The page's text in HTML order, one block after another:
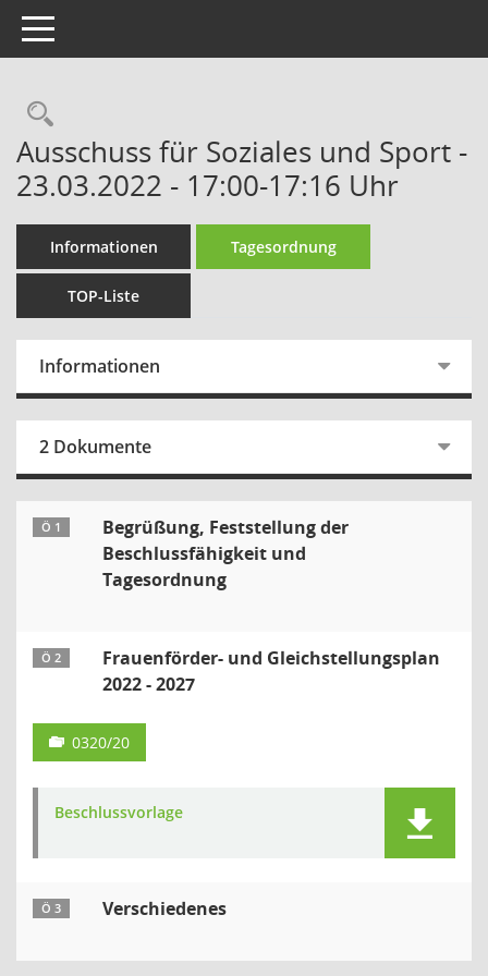
Toggle navigation
Rechercheauswahl
Ausschuss für Soziales und Sport -
23.03.2022 - 17:00-17:16 Uhr
Informationen Tagesordnung
TOP-Liste
Informationen
2 Dokumente
Ö 1
Begrüßung, Feststellung der
Beschlussfähigkeit und
Tagesordnung
Ö 2
Frauenförder- und Gleichstellungsplan
2022 - 2027
0320/20
Beschlussvorlage
Ö 3 Verschiedenes